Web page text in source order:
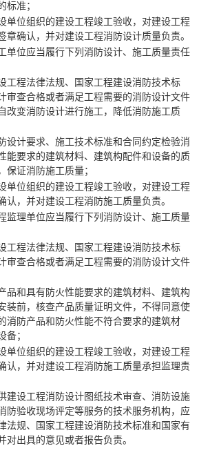
标准；
单位组织的建设工程竣工验收，对建设工程
章确认，并对建设工程消防设计质量负责。
单位应当履行下列消防设计、施工质量责任
工程法律法规、国家工程建设消防技术标
审查合格或者满足工程需要的消防设计文件
改变消防设计进行施工，降低消防施工质
设计要求、施工技术标准和合同约定检验消
能要求的建筑材料、建筑构配件和设备的质
保证消防施工质量；
单位组织的建设工程竣工验收，对建设工程
认，并对建设工程消防施工质量负责。
监理单位应当履行下列消防设计、施工质量
工程法律法规、国家工程建设消防技术标
审查合格或者满足工程需要的消防设计文件
品和具有防火性能要求的建筑材料、建筑构
装前，核查产品质量证明文件，不得同意使
消防产品和防火性能不符合要求的建筑材
备；
单位组织的建设工程竣工验收，对建设工程
认，并对建设工程消防施工质量承担监理责
建设工程消防设计图纸技术审查、消防设施
防验收现场评定等服务的技术服务机构，应
法规、国家工程建设消防技术标准和国家有
对出具的意见或者报告负责。